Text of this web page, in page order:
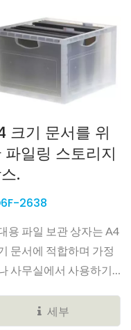
크기 문서를 위
파일링 스토리지
.
2638
용 파일 보관 상자는 A4
문서에 적합하며 가정
사무실에서 사용하기
세부